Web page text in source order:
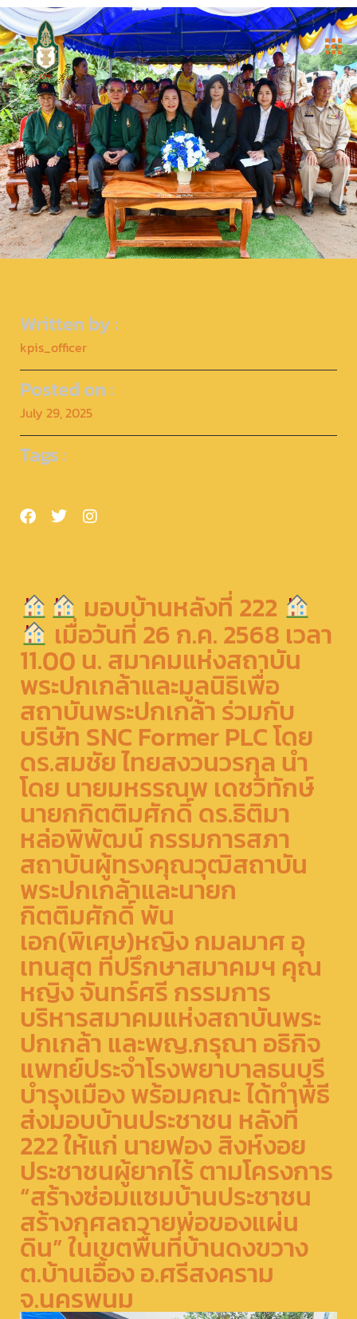
Written by :
kpis_officer
Posted on :
July 29, 2025
Tags :
มอบบ้านหลังที่ 222
เมื่อวันที่ 26 ก.ค. 2568 เวลา
11.00 น. สมาคมแห่งสถาบัน
พระปกเกล้าและมูลนิธิเพื่อ
สถาบันพระปกเกล้า ร่วมกับ
บริษัท SNC Former PLC โดย
ดร.สมชัย ไทยสงวนวรกุล นำ
โดย นายมหรรณพ เดชวิทักษ์
นายกกิตติมศักดิ์ ดร.ธิติมา
หล่อพิพัฒน์ กรรมการสภา
สถาบันผู้ทรงคุณวุฒิสถาบัน
พระปกเกล้าและนายก
กิตติมศักดิ์ พัน
เอก(พิเศษ)หญิง กมลมาศ อุ
เทนสุต ที่ปรึกษาสมาคมฯ คุณ
หญิง จันทร์ศรี กรรมการ
บริหารสมาคมแห่งสถาบันพระ
ปกเกล้า และพญ.กรุณา อธิกิจ
แพทย์ประจำโรงพยาบาลธนบุรี
บำรุงเมือง พร้อมคณะ ได้ทำพิธี
ส่งมอบบ้านประชาชน หลังที่
222 ให้แก่ นายฟอง สิงห์งอย
ประชาชนผู้ยากไร้ ตามโครงการ
“สร้างซ่อมแซมบ้านประชาชน
สร้างกุศลถวายพ่อของแผ่น
ดิน” ในเขตพื้นที่บ้านดงขวาง
ต.บ้านเอื้อง อ.ศรีสงคราม
จ.นครพนม